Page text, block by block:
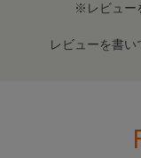
※レビュー
レビューを書い